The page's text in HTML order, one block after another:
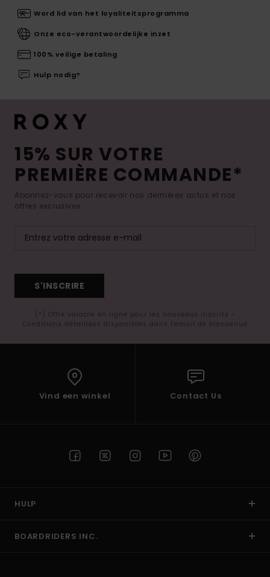
Word lid van het loyaliteitsprogramma
Onze eco-verantwoordelijke inzet
100% veilige betaling
Hulp nodig?
15% SUR VOTRE
PREMIÈRE COMMANDE*
Abonnez-vous pour recevoir nos dernières actus et nos
offres exclusives.
S'INSCRIRE
(*) Offre valable en ligne pour les nouveaux inscrits -
Conditions détaillées disponibles dans l'email de bienvenue
Vind een winkel Contact Us
HULP
BOARDRIDERS INC.